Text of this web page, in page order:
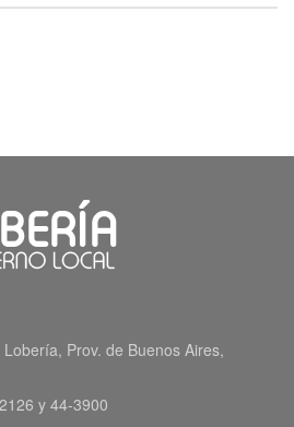
Prov. de Buenos Aires,
y 44-3900